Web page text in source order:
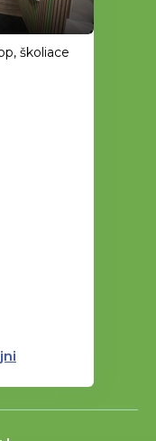
školiace